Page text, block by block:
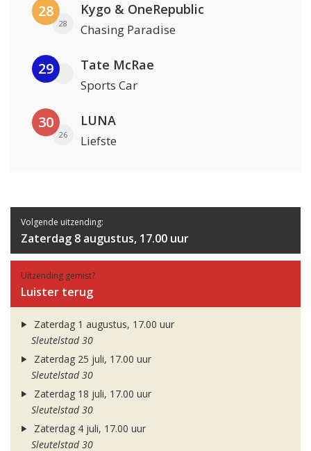
28
28
Kygo & OneRepublic
Chasing Paradise
29 Tate McRae
Sports Car
30
26
LUNA
Liefste
Volgende uitzending:
Zaterdag 8 augustus, 17.00 uur
Uitzending gemist?
Luister terug
Zaterdag 1 augustus, 17.00 uur
Sleutelstad 30
Zaterdag 25 juli, 17.00 uur
Sleutelstad 30
Zaterdag 18 juli, 17.00 uur
Sleutelstad 30
Zaterdag 4 juli, 17.00 uur
Sleutelstad 30